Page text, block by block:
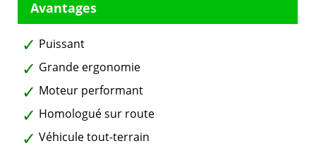
Puissant
Grande ergonomie
Moteur performant
Homologué sur route
Véhicule tout-terrain